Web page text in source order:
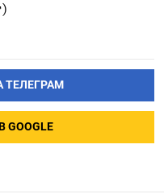
ТЕЛЕГРАМ